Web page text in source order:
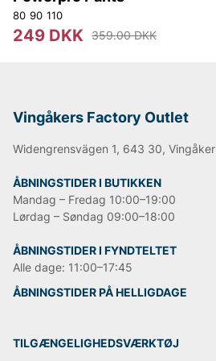
Björn Borg
Replay
Oscar Jacobson
80 90 110
249 DKK 359.00 DKK
Vingåkers Factory Outlet
Widengrensvägen 1, 643 30, Vingåker
ÅBNINGSTIDER I BUTIKKEN
Mandag – Fredag 10:00–19:00
Lørdag – Søndag 09:00–18:00
ÅBNINGSTIDER I FYNDTELTET
Alle dage: 11:00–17:45
ÅBNINGSTIDER PÅ HELLIGDAGE
TILGÆNGELIGHEDSVÆRKTØJ